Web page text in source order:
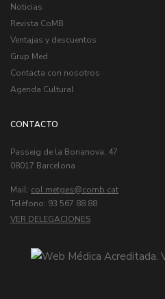
Noticias
Revista CoMB
Ventajas y descuentos
Grup Med
Contacta con nosotros
Agenda Cultural
CONTACTO
Passeig de la Bonanova, 47
08017 Barcelona
Mail: col.metges
Telèfono: 93 567 88 88
VER DELEGACIONES